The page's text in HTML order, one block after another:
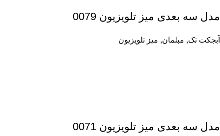
مدل سه بعدی میز تلویزیون 0079
آبجکت تک, مبلمان, میز تلویزیون
مدل سه بعدی میز تلویزیون 0071